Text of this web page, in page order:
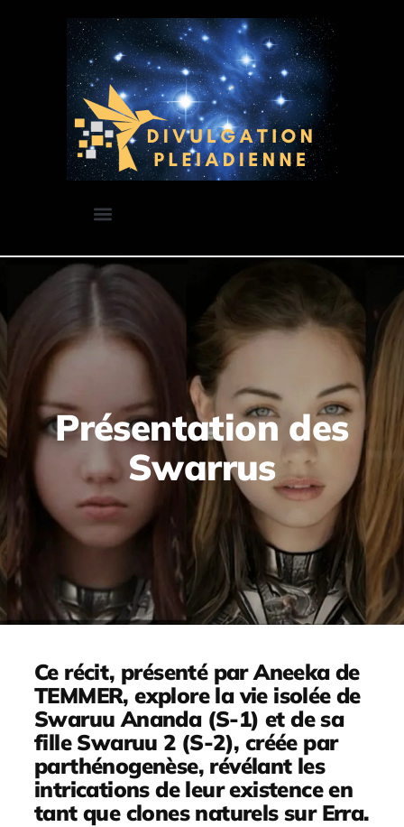
Présentation des
Swarrus
Ce récit, présenté par Aneeka de
TEMMER, explore la vie isolée de
Swaruu Ananda (S-1) et de sa
fille Swaruu 2 (S-2), créée par
parthénogenèse, révélant les
intrications de leur existence en
tant que clones naturels sur Erra.